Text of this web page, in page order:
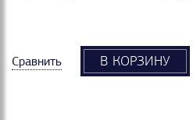
Сравнить В КОРЗИНУ